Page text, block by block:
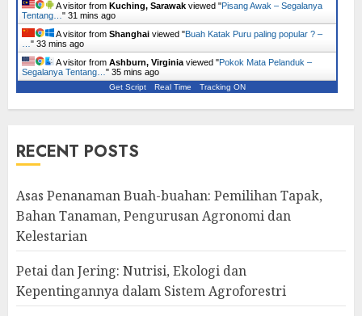
A visitor from Kuching, Sarawak viewed "Pisang Awak – Segalanya
Tentang… " 31 mins ago
A visitor from Shanghai viewed "Buah Katak Puru paling popular ? –
" 33 mins ago
A visitor from Ashburn, Virginia viewed "Pokok Mata Pelanduk –
Segalanya Tentang… " 35 mins ago
Get Script Real Time Tracking ON
RECENT POSTS
Asas Penanaman Buah-buahan: Pemilihan Tapak,
Bahan Tanaman, Pengurusan Agronomi dan
Kelestarian
Petai dan Jering: Nutrisi, Ekologi dan
Kepentingannya dalam Sistem Agroforestri